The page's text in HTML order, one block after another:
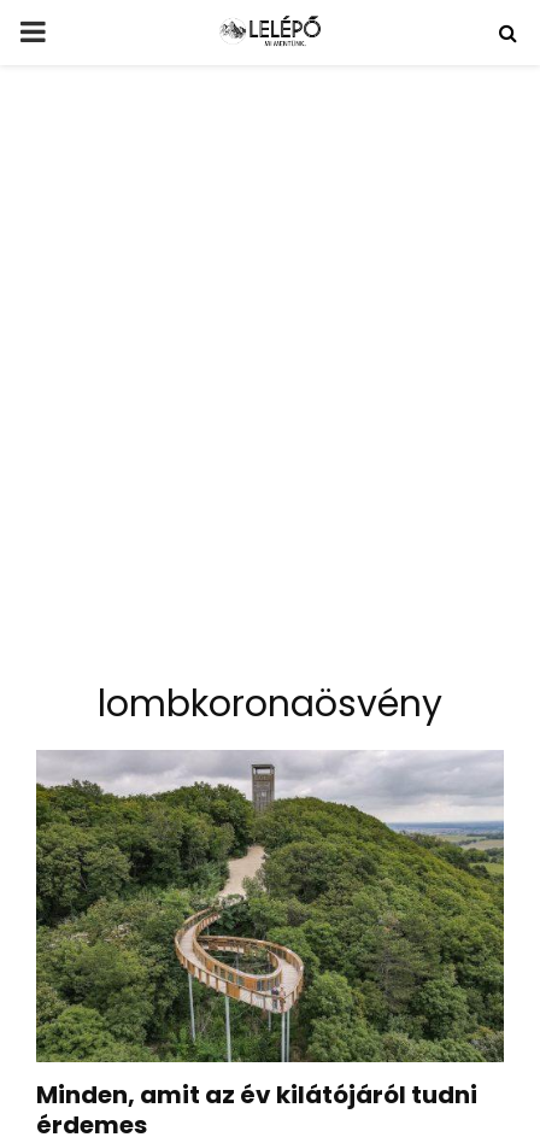
PRIMARY
lombkoronaösvény
Minden, amit az év kilátójáról tudni
érdemes